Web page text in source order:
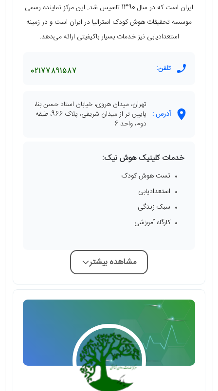
ایران است که در سال 1390 تاسیس شد. این مرکز نماینده رسمی
موسسه تحقیقات هوش کودک استرالیا در ایران است و در زمینه
استعدادیابی نیز خدمات بسیار باکیفیتی ارائه می‌دهد.
تلفن: 02177891587
آدرس :
تهران، میدان هروی، خیابان استاد حسن بنا،
پایین تر از میدان شریفی، پلاک 966، طبقه
دوم، واحد 6
خدمات کلینیک هوش نیک:
تست هوش کودک
استعدادیابی
سبک زندگی
کارگاه آموزشی
مشاهده بیشتر